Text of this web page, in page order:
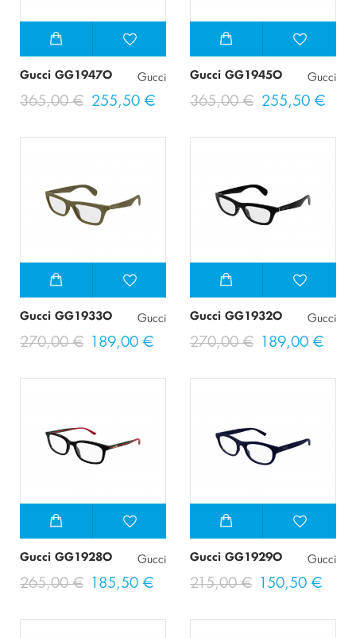
Gucci GG1947O Gucci
365,00 € 255,50 €
Gucci GG1945O Gucci
365,00 € 255,50 €
Gucci GG1933O Gucci
270,00 € 189,00 €
Gucci GG1932O Gucci
270,00 € 189,00 €
Gucci GG1928O Gucci
265,00 € 185,50 €
Gucci GG1929O Gucci
215,00 € 150,50 €